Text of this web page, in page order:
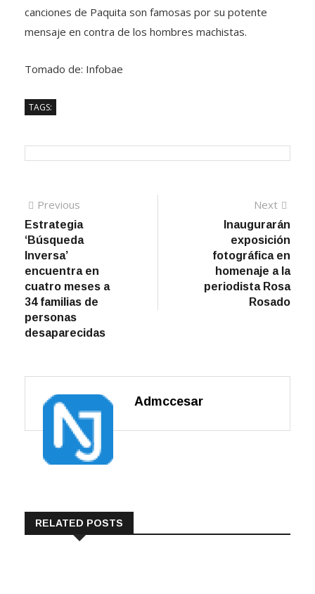
canciones de Paquita son famosas por su potente
mensaje en contra de los hombres machistas.
Tomado de: Infobae
TAGS:
Navegación
de
entradas
Previous
post:
Estrategia
‘Búsqueda
Inversa’
encuentra en
cuatro meses a
34 familias de
personas
desaparecidas
Next
Inaugurarán
exposición
fotográfica en
homenaje a la
periodista Rosa
Rosado
Admccesar
RELATED POSTS